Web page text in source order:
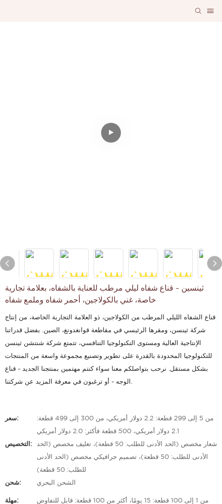
ثينسين - قناع شفاه ليلي مرطب للعناية بالشفاه، بعلامة تجارية
خاصة، غني بالكولاجين، أحمر شفاه وملمع شفاه
قناع الشفاه الليلي المرطب من الكولاجين، ذو العلامة التجارية الخاصة، من إنتاج
شركة ثينسن، ومقرها الرئيسي في مقاطعة قوانغدونغ، الصين. بفضل قدراتنا
الإنتاجية العالية ومستوى التكنولوجيا التنافسي، تتمتع شركة شنتشن ثينسن
للتكنولوجيا المحدودة بالقدرة على تطوير وتصنيع مجموعة واسعة من المنتجات
بشكل مستقل. نرحب بتواصلكم معنا سواء كنتم مهتمين بمنتجنا الجديد - قناع
سعر: من 5 إلى 299 قطعة: 2.2 دولار أمريكي، من 300 إلى 499 قطعة:
2.1 دولار أمريكي، 500 قطعة فأكثر: 2.0 دولار أمريكي
التخصيص: شعار مخصص (الحد الأدنى للطلب: 50 قطعة)، تغليف مخصص (الحد
الأدنى للطلب: 50 قطعة)، تصميم جرافيكي مخصص (الحد الأدنى
للطلب: 50 قطعة)
شحن: الشحن البحري
مهلة: من 1 إلى 100 قطعة: 15 يومًا، أكثر من 100 قطعة: قابل للتفاوض